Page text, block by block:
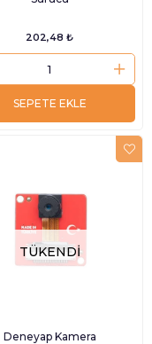
202,48 ₺
SEPETE EKLE
TÜKENDI
Deneyap Kamera